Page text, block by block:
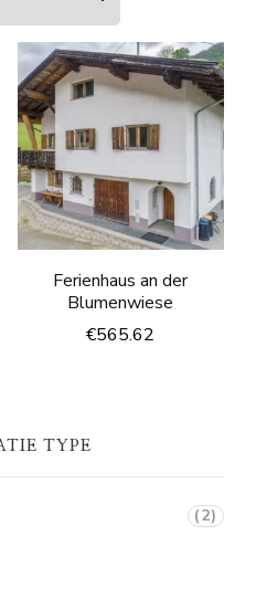
Ferienhaus an der
Blumenwiese
€565.62
TYPE
(2)